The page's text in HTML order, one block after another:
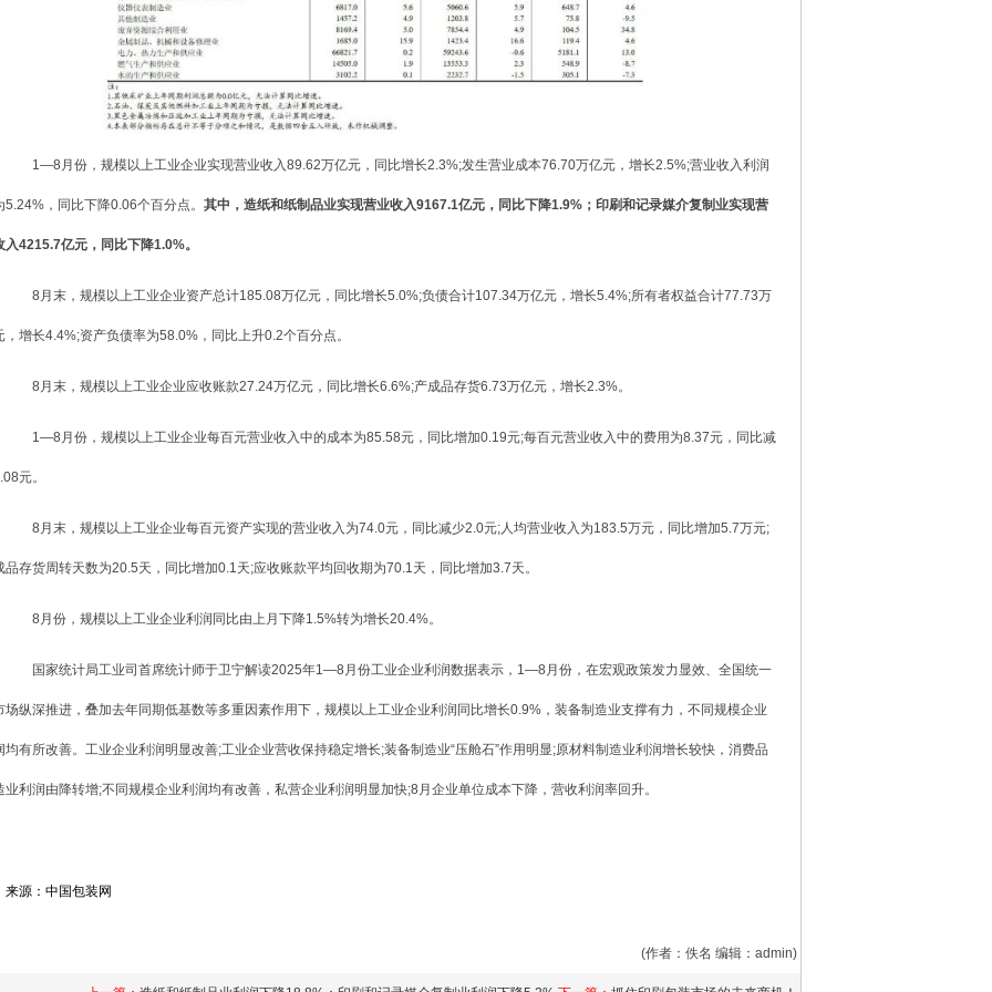
1—8月份，规模以上工业企业实现营业收入89.62万亿元，同比增长2.3%;发生营业成本76.70万亿元，增长2.5%;营业收入利润
5.24%，同比下降0.06个百分点。 其中，造纸和纸制品业实现营业收入9167.1亿元，同比下降1.9%；印刷和记录媒介复制业实现营
入4215.7亿元，同比下降1.0%。
8月末，规模以上工业企业资产总计185.08万亿元，同比增长5.0%;负债合计107.34万亿元，增长5.4%;所有者权益合计77.73万
，增长4.4%;资产负债率为58.0%，同比上升0.2个百分点。
8月末，规模以上工业企业应收账款27.24万亿元，同比增长6.6%;产成品存货6.73万亿元，增长2.3%。
1—8月份，规模以上工业企业每百元营业收入中的成本为85.58元，同比增加0.19元;每百元营业收入中的费用为8.37元，同比减
元。
8月末，规模以上工业企业每百元资产实现的营业收入为74.0元，同比减少2.0元;人均营业收入为183.5万元，同比增加5.7万元;
品存货周转天数为20.5天，同比增加0.1天;应收账款平均回收期为70.1天，同比增加3.7天。
8月份，规模以上工业企业利润同比由上月下降1.5%转为增长20.4%。
国家统计局工业司首席统计师于卫宁解读2025年1—8月份工业企业利润数据表示，1—8月份，在宏观政策发力显效、全国统一
场纵深推进，叠加去年同期低基数等多重因素作用下，规模以上工业企业利润同比增长0.9%，装备制造业支撑有力，不同规模企业
均有所改善。工业企业利润明显改善;工业企业营收保持稳定增长;装备制造业“压舱石”作用明显;原材料制造业利润增长较快，消费品
业利润由降转增;不同规模企业利润均有改善，私营企业利润明显加快;8月企业单位成本下降，营收利润率回升。
来源：中国包装网
(作者：佚名 编辑：admin)